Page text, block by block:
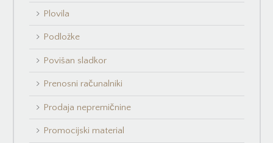
Plovila
Podložke
Povišan sladkor
Prenosni računalniki
Prodaja nepremičnine
Promocijski material